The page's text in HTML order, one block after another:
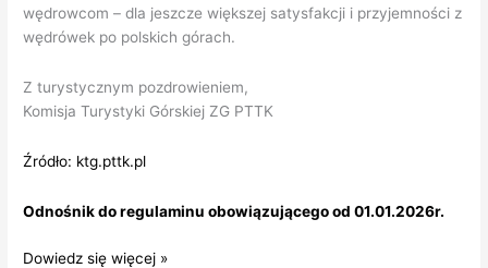
wędrowcom – dla jeszcze większej satysfakcji i przyjemności z
wędrówek po polskich górach.
Z turystycznym pozdrowieniem,
Komisja Turystyki Górskiej ZG PTTK
Źródło: ktg.pttk.pl
Odnośnik do regulaminu obowiązującego od 01.01.2026r.
Nowy
Dowiedz się więcej »